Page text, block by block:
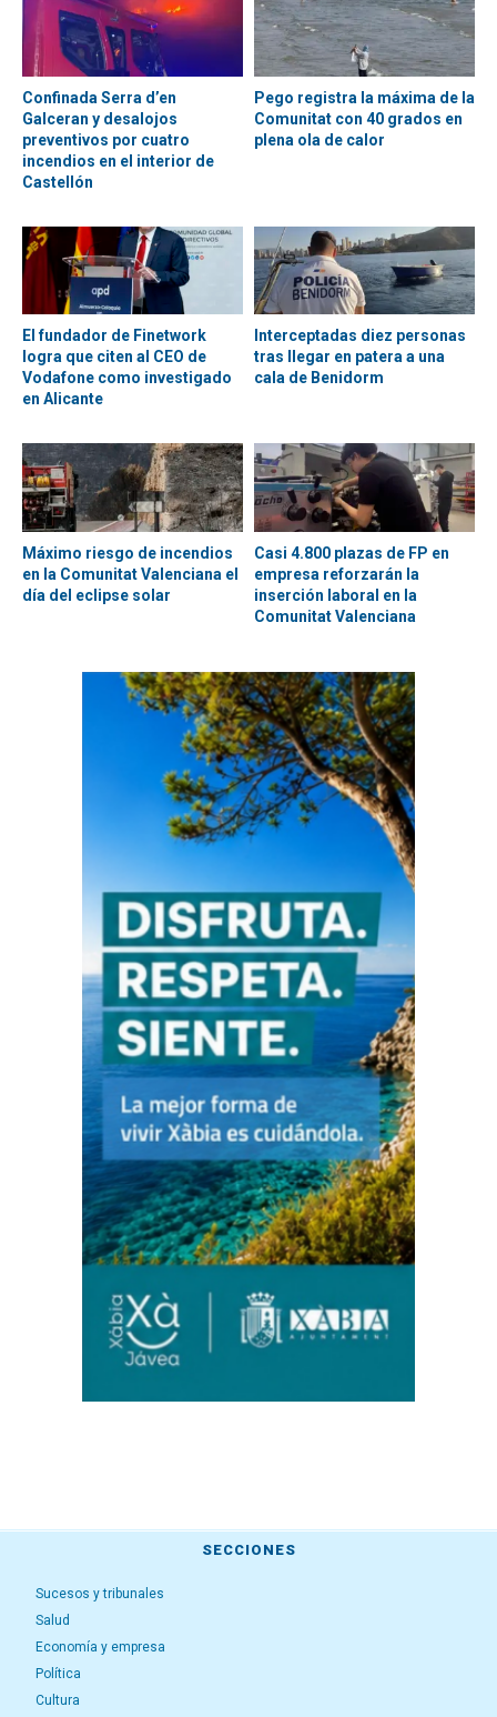
Confinada Serra d’en
Galceran y desalojos
preventivos por cuatro
incendios en el interior de
Castellón
Pego registra la máxima de la
Comunitat con 40 grados en
plena ola de calor
El fundador de Finetwork
logra que citen al CEO de
Vodafone como investigado
en Alicante
Interceptadas diez personas
tras llegar en patera a una
cala de Benidorm
Máximo riesgo de incendios
en la Comunitat Valenciana el
día del eclipse solar
Casi 4.800 plazas de FP en
empresa reforzarán la
inserción laboral en la
Comunitat Valenciana
SECCIONES
Sucesos y tribunales
Salud
Economía y empresa
Política
Cultura